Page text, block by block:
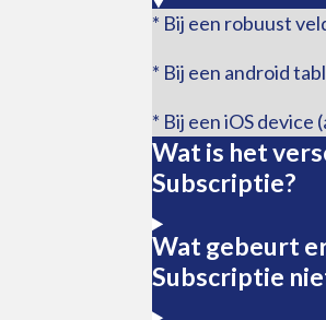
* Bij een robuust
* Bij een android
* Bij een iOS device
Wat is het
Subscriptie?
Wat gebeurt
Subscriptie